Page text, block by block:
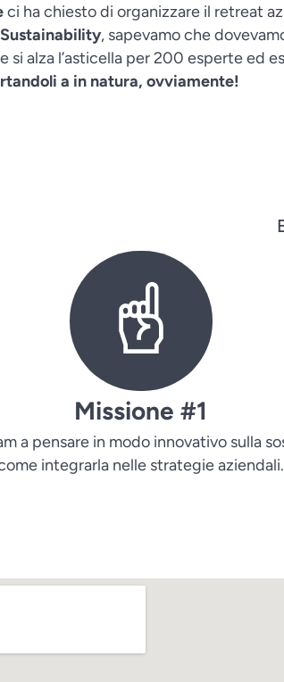
ci ha chiesto di organizzare il retreat
, sapevamo che
si alza l’asticella per 200 esperte ed
a in natura, ovviamente!
Missione #1
a pensare in modo innovativo sulla
integrarla nelle strategie aziendali.